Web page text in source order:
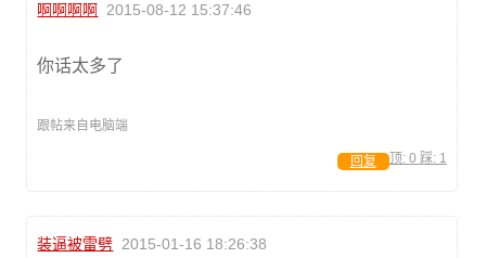
啊啊啊啊 2015-08-12 15:37:46
你话太多了
跟帖来自电脑端
顶: 0 踩: 1
回复
装逼被雷劈 2015-01-16 18:26:38